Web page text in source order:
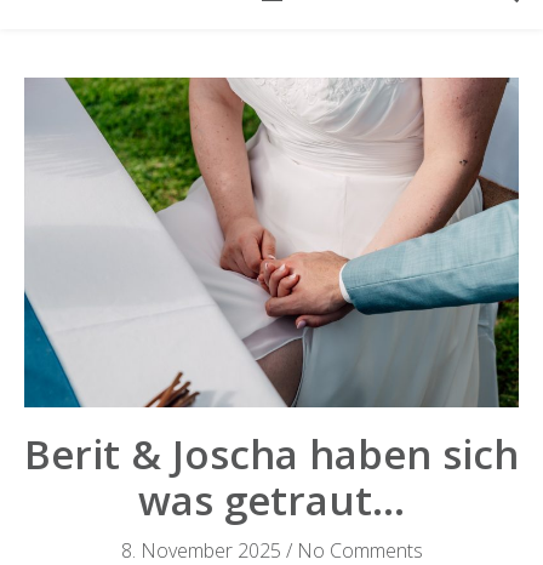
Berit & Joscha haben sich
was getraut…
8. November 2025 / No Comments